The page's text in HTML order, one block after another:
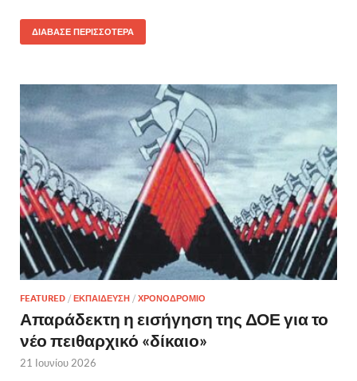
ΔΙΑΒΑΣΕ ΠΕΡΙΣΣΟΤΕΡΑ
FEATURED / ΕΚΠΑΙΔΕΥΣΗ / ΧΡΟΝΟΔΡΟΜΙΟ
Απαράδεκτη η εισήγηση της ΔΟΕ για το
νέο πειθαρχικό «δίκαιο»
21 Ιουνίου 2026